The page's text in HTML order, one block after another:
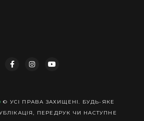
© УСІ ПРАВА ЗАХИЩЕНІ. БУДЬ-ЯКЕ
ПЕРЕДРУК ЧИ НАСТУПНЕ